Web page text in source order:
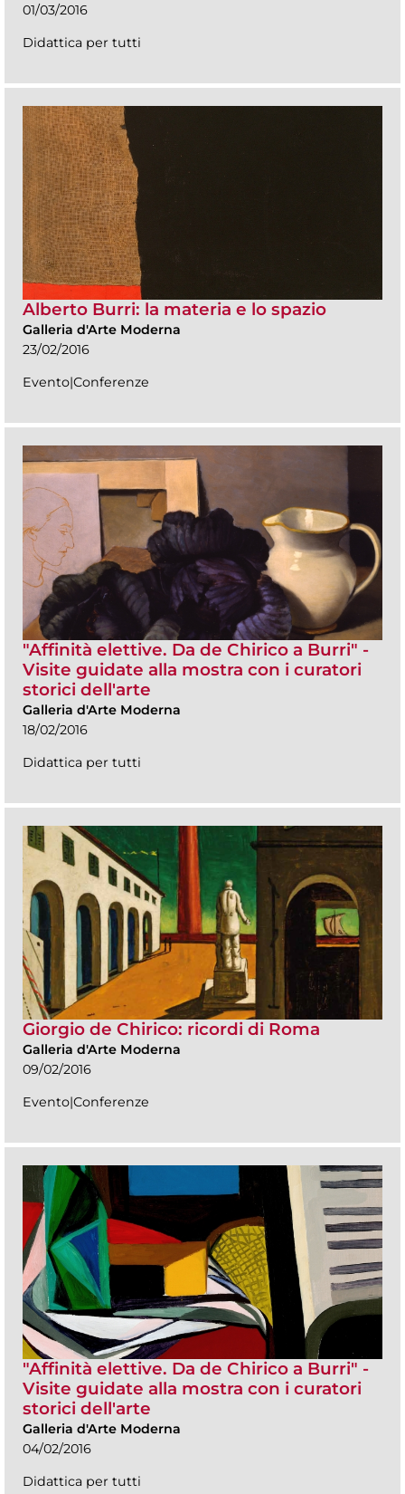
01/03/2016
Didattica per tutti
Alberto Burri: la materia e lo spazio
Galleria d'Arte Moderna
23/02/2016
Evento|Conferenze
"Affinità elettive. Da de Chirico a Burri" -
Visite guidate alla mostra con i curatori
storici dell'arte
Galleria d'Arte Moderna
18/02/2016
Didattica per tutti
Giorgio de Chirico: ricordi di Roma
Galleria d'Arte Moderna
09/02/2016
Evento|Conferenze
"Affinità elettive. Da de Chirico a Burri" -
Visite guidate alla mostra con i curatori
storici dell'arte
Galleria d'Arte Moderna
04/02/2016
Didattica per tutti